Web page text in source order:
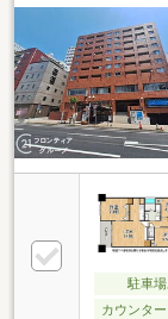
約115m
の共用
恩恵を
価値の
駐車場
カウンタ